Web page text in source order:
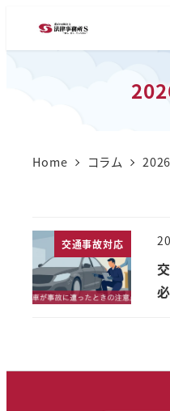
Home コラム
交通事故対応